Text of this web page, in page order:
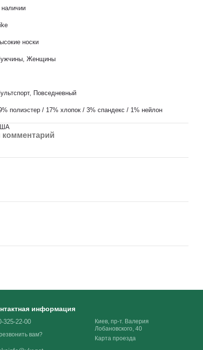
наличии
носки
Женщины
, Повседневный
полиэстер / 17% хлопок / 3% спандекс / 1% нейлон
информация
325-22-00
вам?
Киев, пр-т. Валерия
Лобановского, 40
Карта проезда